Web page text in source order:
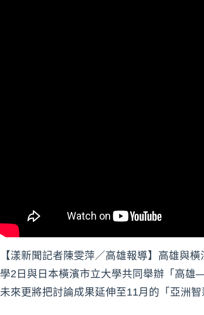
【漾新聞記者陳雯萍／高雄報導】高雄與
學2日與日本橫濱市立大學共同舉辦「高雄
未來更將把討論成果延伸至11月的「亞洲